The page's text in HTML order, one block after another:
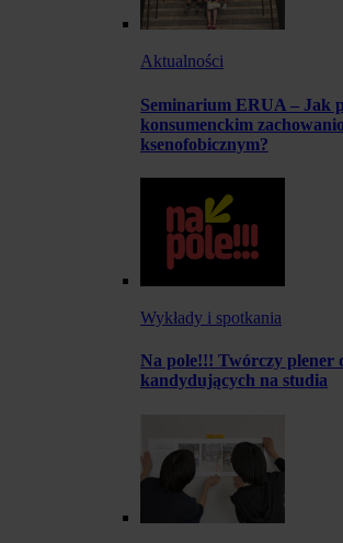
Aktualności
Seminarium ERUA – Jak
konsumenckim
ksenofobicznym?
Wykłady i spotkania
Na pole!!! Twórczy plener
kandydujących na studia